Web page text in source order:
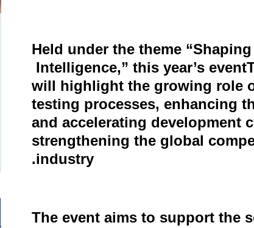
Held under the theme
Intelligence,” this year’s event
will highlight the growing role
testing processes, enhancing
and accelerating development
strengthening the global
industry
.
The event aims to support the